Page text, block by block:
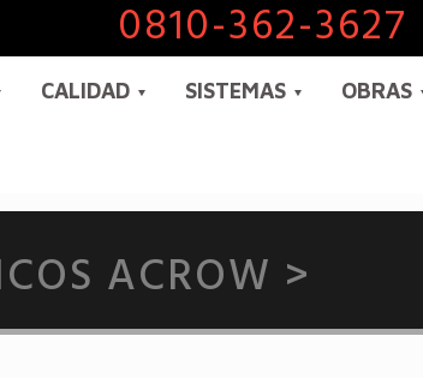
0810-362-3627
CALIDAD SISTEMAS OBRAS
ACROW >